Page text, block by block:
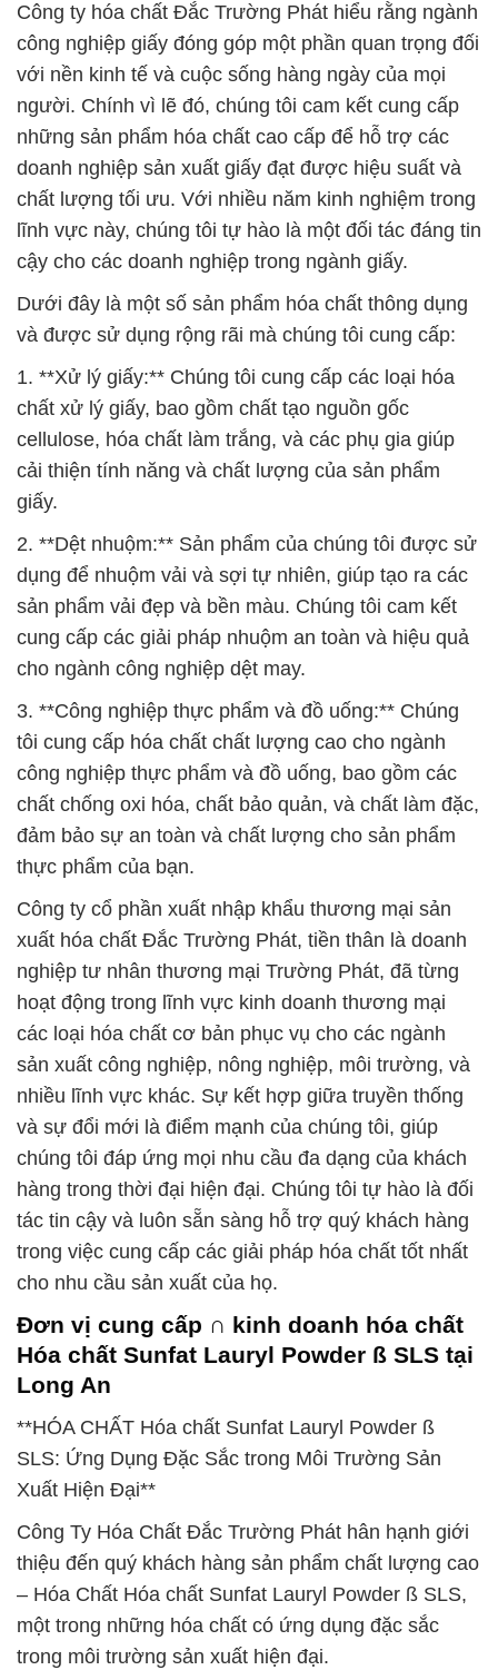
Công ty hóa chất Đắc Trường Phát hiểu rằng ngành
công nghiệp giấy đóng góp một phần quan trọng đối
với nền kinh tế và cuộc sống hàng ngày của mọi
người. Chính vì lẽ đó, chúng tôi cam kết cung cấp
những sản phẩm hóa chất cao cấp để hỗ trợ các
doanh nghiệp sản xuất giấy đạt được hiệu suất và
chất lượng tối ưu. Với nhiều năm kinh nghiệm trong
lĩnh vực này, chúng tôi tự hào là một đối tác đáng tin
cậy cho các doanh nghiệp trong ngành giấy.
Dưới đây là một số sản phẩm hóa chất thông dụng
và được sử dụng rộng rãi mà chúng tôi cung cấp:
1. **Xử lý giấy:** Chúng tôi cung cấp các loại hóa
chất xử lý giấy, bao gồm chất tạo nguồn gốc
cellulose, hóa chất làm trắng, và các phụ gia giúp
cải thiện tính năng và chất lượng của sản phẩm
giấy.
2. **Dệt nhuộm:** Sản phẩm của chúng tôi được sử
dụng để nhuộm vải và sợi tự nhiên, giúp tạo ra các
sản phẩm vải đẹp và bền màu. Chúng tôi cam kết
cung cấp các giải pháp nhuộm an toàn và hiệu quả
cho ngành công nghiệp dệt may.
3. **Công nghiệp thực phẩm và đồ uống:** Chúng
tôi cung cấp hóa chất chất lượng cao cho ngành
công nghiệp thực phẩm và đồ uống, bao gồm các
chất chống oxi hóa, chất bảo quản, và chất làm đặc,
đảm bảo sự an toàn và chất lượng cho sản phẩm
thực phẩm của bạn.
Công ty cổ phần xuất nhập khẩu thương mại sản
xuất hóa chất Đắc Trường Phát, tiền thân là doanh
nghiệp tư nhân thương mại Trường Phát, đã từng
hoạt động trong lĩnh vực kinh doanh thương mại
các loại hóa chất cơ bản phục vụ cho các ngành
sản xuất công nghiệp, nông nghiệp, môi trường, và
nhiều lĩnh vực khác. Sự kết hợp giữa truyền thống
và sự đổi mới là điểm mạnh của chúng tôi, giúp
chúng tôi đáp ứng mọi nhu cầu đa dạng của khách
hàng trong thời đại hiện đại. Chúng tôi tự hào là đối
tác tin cậy và luôn sẵn sàng hỗ trợ quý khách hàng
trong việc cung cấp các giải pháp hóa chất tốt nhất
cho nhu cầu sản xuất của họ.
Đơn vị cung cấp ∩ kinh doanh hóa chất
Hóa chất Sunfat Lauryl Powder ß SLS tại
Long An
**HÓA CHẤT Hóa chất Sunfat Lauryl Powder ß
SLS: Ứng Dụng Đặc Sắc trong Môi Trường Sản
Xuất Hiện Đại**
Công Ty Hóa Chất Đắc Trường Phát hân hạnh giới
thiệu đến quý khách hàng sản phẩm chất lượng cao
– Hóa Chất Hóa chất Sunfat Lauryl Powder ß SLS,
một trong những hóa chất có ứng dụng đặc sắc
trong môi trường sản xuất hiện đại.